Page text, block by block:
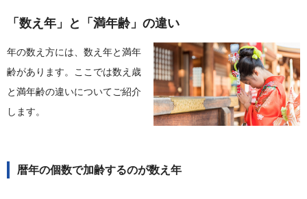
「数え年」と「満年齢」の違い
年の数え方には、数え年と満年
齢があります。ここでは数え歳
と満年齢の違いについてご紹介
します。
暦年の個数で加齢するのが数え年